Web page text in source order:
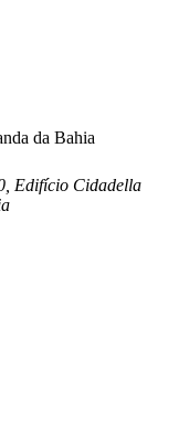
da Bahia
Edifício Cidadella